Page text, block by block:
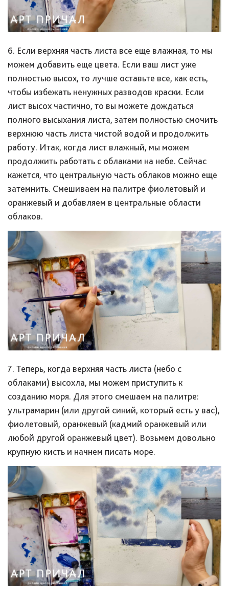
6. Если верхняя часть листа все еще влажная, то мы
можем добавить еще цвета. Если ваш лист уже
полностью высох, то лучше оставьте все, как есть,
чтобы избежать ненужных разводов краски. Если
лист высох частично, то вы можете дождаться
полного высыхания листа, затем полностью смочить
верхнюю часть листа чистой водой и продолжить
работу. Итак, когда лист влажный, мы можем
продолжить работать с облаками на небе. Сейчас
кажется, что центральную часть облаков можно еще
затемнить. Смешиваем на палитре фиолетовый и
оранжевый и добавляем в центральные области
облаков.
7. Теперь, когда верхняя часть листа (небо с
облаками) высохла, мы можем приступить к
созданию моря. Для этого смешаем на палитре:
ультрамарин (или другой синий, который есть у вас),
фиолетовый, оранжевый (кадмий оранжевый или
любой другой оранжевый цвет). Возьмем довольно
крупную кисть и начнем писать море.